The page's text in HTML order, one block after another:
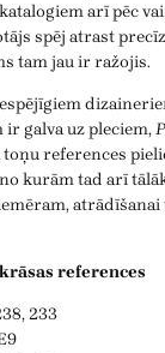
arī pēc
spēj atrast
tam jau ir ražojis.
galva uz pleciem,
toņu references
kurām tad arī
atrādīšanai
references
233